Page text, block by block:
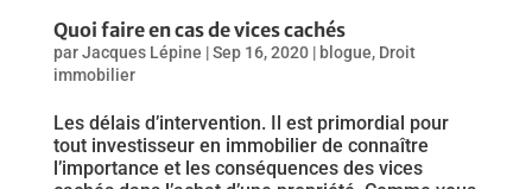
Quoi faire en cas de vices cachés
parJacques Lépine |Sep 16, 2020| blogue, Droit
immobilier
Les délais d’intervention. Il est primordial pour
tout investisseur en immobilier de connaître
l’importance et les conséquences des vices